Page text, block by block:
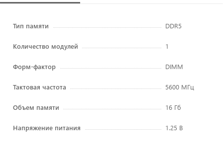
Тип памяти DDR5
Количество модулей 1
Форм-фактор DIMM
Тактовая частота 5600 МГц
Объем памяти 16 Гб
Напряжение питания 1.25 В